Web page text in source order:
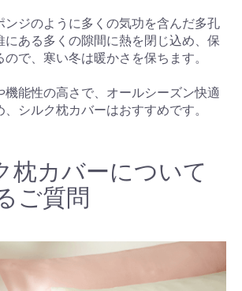
ンジのように多くの気功を含んだ多孔
にある多くの隙間に熱を閉じ込め、保
で、寒い冬は暖かさを保ちます。
機能性の高さで、オールシーズン快適
シルク枕カバーはおすすめです。
枕カバーについて
ご質問